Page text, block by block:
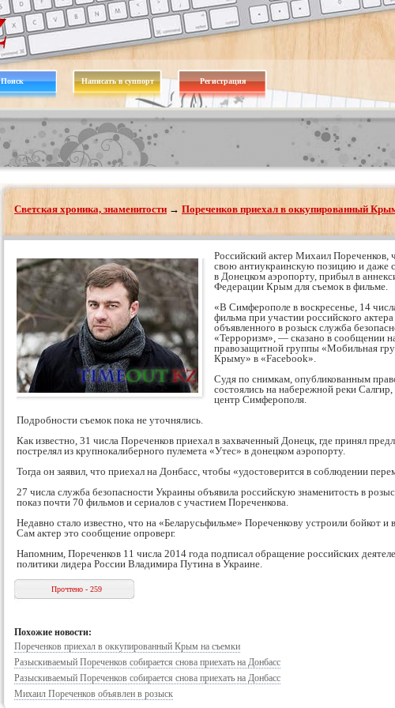
Поиск Написать в суппорт Регистрация
Светская хроника, знаменитости → Пореченков приехал в оккупированный
Российский актер Михаил Пореченков,
свою антиукраинскую позицию и даже
в Донецком аэропорту, прибыл в
Федерации Крым для съемок в фильме.
«В Симферополе в воскресенье, 14
фильма при участии российского
объявленного в розыск служба
«Терроризм», — сказано в сообщении
правозащитной группы «Мобильная
Крыму» в «Facebook».
Судя по снимкам, опубликованным
состоялись на набережной реки
центр Симферополя.
Подробности съемок пока не уточнялись.
Как известно, 31 числа Пореченков приехал в захваченный Донецк, где принял
пострелял из крупнокалиберного пулемета «Утес» в донецком аэропорту.
Тогда он заявил, что приехал на Донбасс, чтобы «удостоверится в соблюдении
27 числа служба безопасности Украины объявила российскую знаменитость в
показ почти 70 фильмов и сериалов с участием Пореченкова.
Недавно стало известно, что на «Беларусьфильме» Пореченкову устроили бойкот и
Сам актер это сообщение опроверг.
Напомним, Пореченков 11 числа 2014 года подписал обращение российских
политики лидера России Владимира Путина в Украине.
Прочтено - 259
Похожие новости:
Пореченков приехал в оккупированный Крым на съемки
Разыскиваемый Пореченков собирается снова приехать на Донбасс
Разыскиваемый Пореченков собирается снова приехать на Донбасс
Михаил Пореченков объявлен в розыск